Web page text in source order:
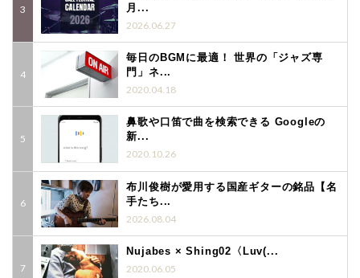
月...
2026.06.27
毎日のBGMに最適！ 世界の「ジャズ専
門」ネ...
2020.04.18
鼻歌や口笛で曲を検索できる Googleの
新...
2020.10.26
布川俊樹が愛用する国産ギターの銘品【名
手たち...
2026.08.04
Nujabes × Shing02〈Luv(...
2020.06.05